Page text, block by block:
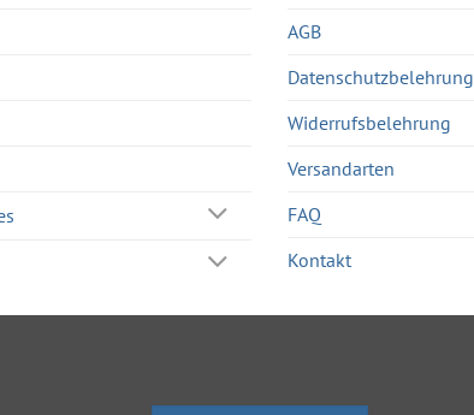
AGB
Datenschutzbelehrung
Widerrufsbelehrung
Versandarten
FAQ
Kontakt